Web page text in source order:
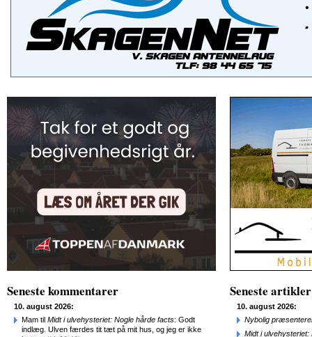
Seneste kommentarer
10. august 2026:
Mam til Midt i ulvehysteriet: Nogle hårde facts: Godt
indlæg. Ulven færdes tit tæt på mit hus, og jeg er ikke
Seneste artikler
10. august 2026:
Nybolig
Midt i